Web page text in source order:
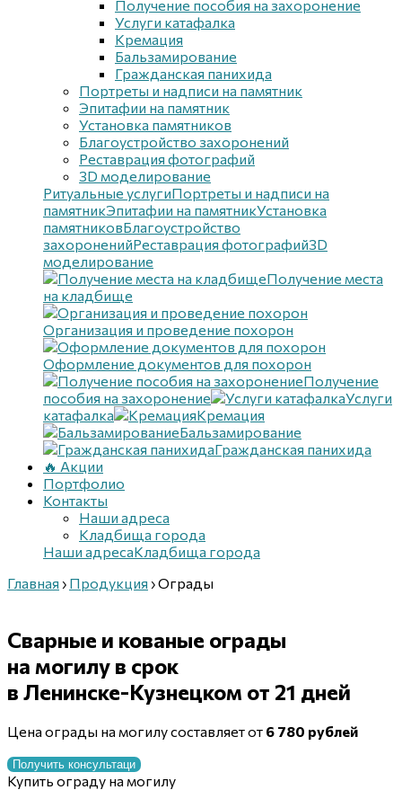
Получение пособия на захоронение
Услуги катафалка
Кремация
Бальзамирование
Гражданская панихида
Портреты и надписи на памятник
Эпитафии на памятник
Установка памятников
Благоустройство захоронений
Реставрация фотографий
3D моделирование
Ритуальные услугиПортреты и надписи на
памятникЭпитафии на памятникУстановка
памятниковБлагоустройство
захороненийРеставрация фотографий3D
моделирование
Получение места
на кладбище
Организация и проведение похорон
Оформление документов для похорон
Получение
пособия на захоронение
Услуги
катафалка
Кремация
Бальзамирование
Гражданская панихида
🔥 Акции
Портфолио
Контакты
Наши адреса
Кладбища города
Наши адресаКладбища города
Главная › Продукция ›Ограды
Сварные и кованые ограды
на могилу в срок
в Ленинске-Кузнецком от 21 дней
Цена ограды на могилу составляет от 6 780 рублей
Получить консультаци
Купить ограду на могилу